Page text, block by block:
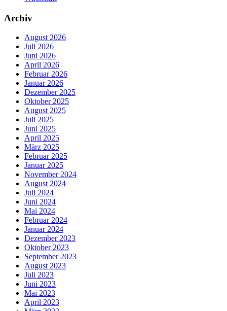
Archiv
August 2026
Juli 2026
Juni 2026
April 2026
Februar 2026
Januar 2026
Dezember 2025
Oktober 2025
August 2025
Juli 2025
Juni 2025
April 2025
März 2025
Februar 2025
Januar 2025
November 2024
August 2024
Juli 2024
Juni 2024
Mai 2024
Februar 2024
Januar 2024
Dezember 2023
Oktober 2023
September 2023
August 2023
Juli 2023
Juni 2023
Mai 2023
April 2023